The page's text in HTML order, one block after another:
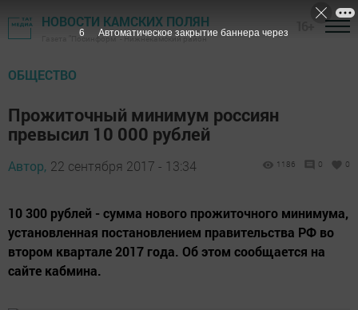
НОВОСТИ КАМСКИХ ПОЛЯН
Газета "Посинформ" - Нижнекамский район
ОБЩЕСТВО
Прожиточный минимум россиян
превысил 10 000 рублей
Автор, 22 сентября 2017 - 13:34 1186 0 0
10 300 рублей ­- сумма нового прожиточного минимума,
установленная постановлением правительства РФ во
втором квартале 2017 года. Об этом сообщается на
сайте кабмина.
5 Автоматическое закрытие баннера через